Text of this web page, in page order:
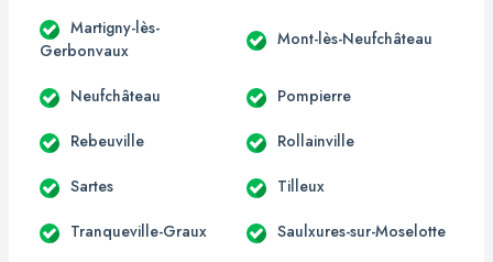
Martigny-lès-
Gerbonvaux
Mont-lès-Neufchâteau
Neufchâteau Pompierre
Rebeuville Rollainville
Sartes Tilleux
Tranqueville-Graux Saulxures-sur-Moselotte